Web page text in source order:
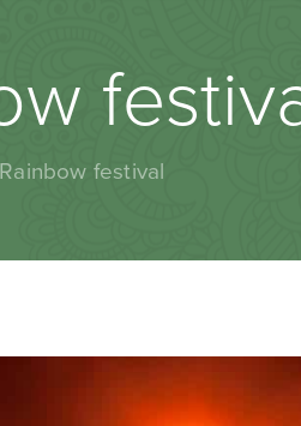
Rainbow festival